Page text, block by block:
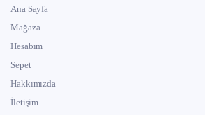
Ana Sayfa
Mağaza
Hesabım
Sepet
Hakkımızda
İletişim